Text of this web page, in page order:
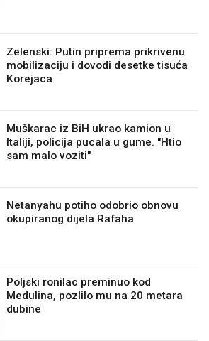
Zelenski: Putin priprema prikrivenu
mobilizaciju i dovodi desetke tisuća
Korejaca
Muškarac iz BiH ukrao kamion u
Italiji, policija pucala u gume. "Htio
sam malo voziti"
Netanyahu potiho odobrio obnovu
okupiranog dijela Rafaha
Poljski ronilac preminuo kod
Medulina, pozlilo mu na 20 metara
dubine